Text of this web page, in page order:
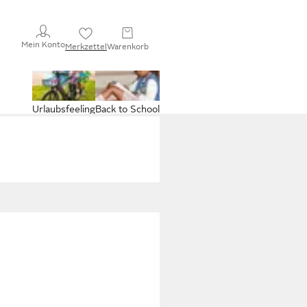
Mein KontoMerkzettelWarenkorb
Back to School
Urlaubsfeeling